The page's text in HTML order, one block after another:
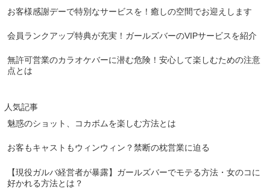
お客様感謝デーで特別なサービスを！癒しの空間でお迎えします
会員ランクアップ特典が充実！ガールズバーのVIPサービスを紹介
無許可営業のカラオケバーに潜む危険！安心して楽しむための注意
点とは
人気記事
魅惑のショット、コカボムを楽しむ方法とは
お客もキャストもウィンウィン？禁断の枕営業に迫る
【現役ガルバ経営者が暴露】ガールズバーでモテる方法・女のコに
好かれる方法とは？